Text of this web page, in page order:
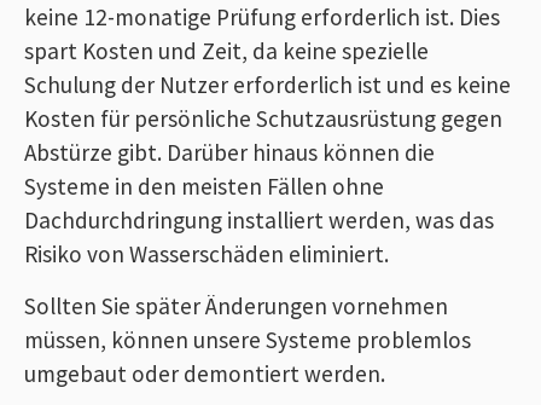
keine 12-monatige Prüfung erforderlich ist. Dies
spart Kosten und Zeit, da keine spezielle
Schulung der Nutzer erforderlich ist und es keine
Kosten für persönliche Schutzausrüstung gegen
Abstürze gibt. Darüber hinaus können die
Systeme in den meisten Fällen ohne
Dachdurchdringung installiert werden, was das
Risiko von Wasserschäden eliminiert.
Sollten Sie später Änderungen vornehmen
müssen, können unsere Systeme problemlos
umgebaut oder demontiert werden.